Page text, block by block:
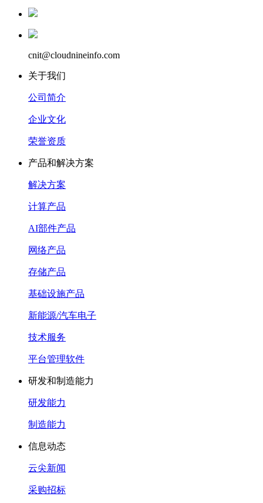
cnit@cloudnineinfo.com
关于我们
公司简介
企业文化
荣誉资质
产品和解决方案
解决方案
计算产品
AI部件产品
网络产品
存储产品
基础设施产品
新能源/汽车电子
技术服务
平台管理软件
研发和制造能力
研发能力
制造能力
信息动态
云尖新闻
采购招标